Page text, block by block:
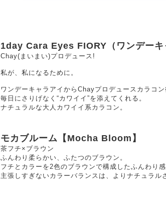
1day Cara Eyes FIORY（ワンデーキ
Chay(まいまい)プロデュース!
私が、私になるために。
ワンデーキャラアイからChayプロデュースカラコン
毎日にさりげなく“カワイイ”を添えてくれる。
ナチュラルな大人カワイイ系カラコン。
モカブルーム【Mocha Bloom】
茶フチ×ブラウン
ふんわり柔らかい、ふたつのブラウン。
フチとカラーを2色のブラウンで構成したふんわり感
主張しすぎないカラーバランスは、よりナチュラ